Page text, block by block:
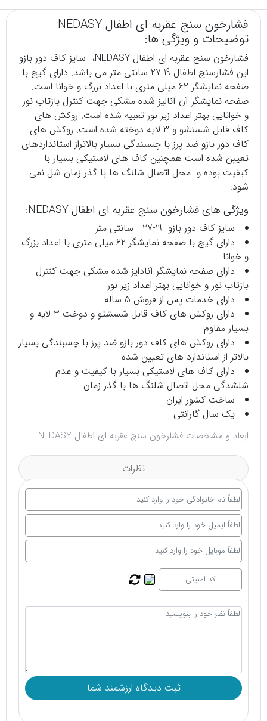
فشارخون سنج عقربه ای اطفال NEDASY
توضیحات و ویژگی ها:
فشارخون سنج عقربه ای
اطفال NEDASY، سایز کاف دور بازو
این فشارسنج اطفال 19-27 سانتی متر می باشد. دارای گیج با
صفحه نمایشگر 62 میلی متری با اعداد بزرگ و خوانا است.
صفحه نمایشگر آن آنالیز شده مشکی جهت کنترل بازتاب نور
و خوانایی بهتر اعداد زیر نور تعبیه شده است. روکش های
کاف قابل شستشو و 3 لایه دوخته شده است. روکش های
کاف دور بازو ضد پرز با چسبندگی بسیار بالاتراز استانداردهای
تعیین شده است همچنین کاف های لاستیکی بسیار با
کیفیت بوده و محل اتصال شلنگ ها با گذر زمان شل نمی
شود.
ویژگی های فشارخون سنج عقربه ای اطفال NEDASY:
سایز کاف دور بازو 19-27 سانتی متر
دارای گیج با صفحه نمایشگر 62 میلی متری با اعداد بزرگ
و خوانا
دارای صفحه نمایشگر آنادایز شده مشکی جهت کنترل
بازتاب نور و خوانایی بهتر اعداد زیر نور
دارای خدمات پس از فروش 5 ساله
دارای روکش های کاف قابل شسشتو و دوخت 3 لایه و
بسیار مقاوم
دارای روکش های کاف دور بازو ضد پرز با چسبندگی بسیار
بالاتر از استاندارد های تعیین شده
دارای کاف های لاستیکی بسیار با کیفیت و عدم
شلشدگی محل اتصال شلنگ ها با گذر زمان
ساخت کشور ایران
یک سال گارانتی
ابعاد و مشخصات فشارخون سنج عقربه ای اطفال NEDASY
نظرات